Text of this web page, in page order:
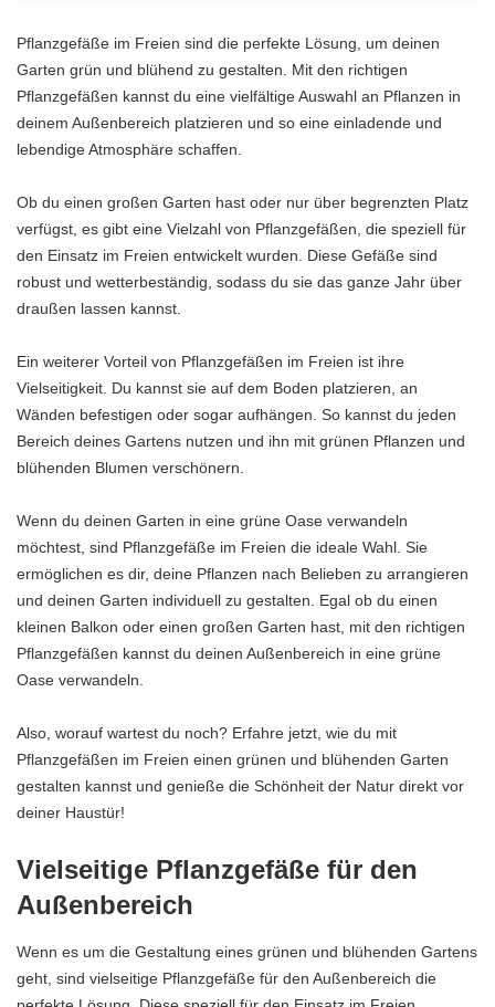
Pflanzgefäße im Freien sind die perfekte Lösung, um deinen
Garten grün und blühend zu gestalten. Mit den richtigen
Pflanzgefäßen kannst du eine vielfältige Auswahl an Pflanzen in
deinem Außenbereich platzieren und so eine einladende und
lebendige Atmosphäre schaffen.
Ob du einen großen Garten hast oder nur über begrenzten Platz
verfügst, es gibt eine Vielzahl von Pflanzgefäßen, die speziell für
den Einsatz im Freien entwickelt wurden. Diese Gefäße sind
robust und wetterbeständig, sodass du sie das ganze Jahr über
draußen lassen kannst.
Ein weiterer Vorteil von Pflanzgefäßen im Freien ist ihre
Vielseitigkeit. Du kannst sie auf dem Boden platzieren, an
Wänden befestigen oder sogar aufhängen. So kannst du jeden
Bereich deines Gartens nutzen und ihn mit grünen Pflanzen und
blühenden Blumen verschönern.
Wenn du deinen Garten in eine grüne Oase verwandeln
möchtest, sind Pflanzgefäße im Freien die ideale Wahl. Sie
ermöglichen es dir, deine Pflanzen nach Belieben zu arrangieren
und deinen Garten individuell zu gestalten. Egal ob du einen
kleinen Balkon oder einen großen Garten hast, mit den richtigen
Pflanzgefäßen kannst du deinen Außenbereich in eine grüne
Oase verwandeln.
Also, worauf wartest du noch? Erfahre jetzt, wie du mit
Pflanzgefäßen im Freien einen grünen und blühenden Garten
gestalten kannst und genieße die Schönheit der Natur direkt vor
deiner Haustür!
Vielseitige Pflanzgefäße für den
Außenbereich
Wenn es um die Gestaltung eines grünen und blühenden Gartens
geht, sind vielseitige Pflanzgefäße für den Außenbereich die